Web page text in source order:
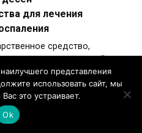
для лечения
средство,
в стоматологической
представления
использовать сайт, мы
это устраивает.
Ok